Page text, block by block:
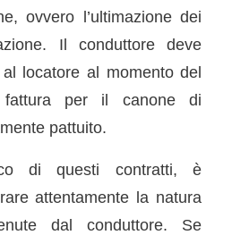
ovvero l’ultimazione dei
Il conduttore deve
locatore al momento del
fattura per il canone di
pattuito.
di questi contratti, è
attentamente la natura
dal conduttore. Se